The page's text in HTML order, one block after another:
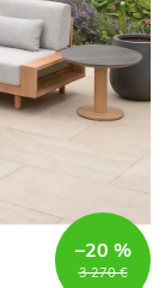
3 270 €
–20 %